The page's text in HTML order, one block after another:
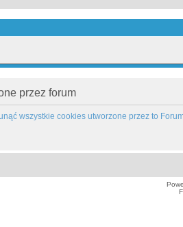
przez forum
wszystkie cookies utworzone przez to